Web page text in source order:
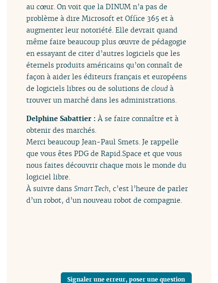
au cœur. On voit que la DINUM n’a pas de
problème à dire Microsoft et Office 365 et à
augmenter leur notoriété. Elle devrait quand
même faire beaucoup plus œuvre de pédagogie
en essayant de citer d’autres logiciels que les
éternels produits américains qu’on connaît de
façon à aider les éditeurs français et européens
de logiciels libres ou de solutions decloud à
trouver un marché dans les administrations.
Delphine Sabattier :À se faire connaître et à
obtenir des marchés.
Merci beaucoup Jean-Paul Smets. Je rappelle
que vous êtes PDG de Rapid.Space et que vous
nous faites découvrir chaque mois le monde du
logiciel libre.
À suivre dansSmart Tech, c’est l’heure de parler
d’un robot, d’un nouveau robot de compagnie.
Signaler une erreur, poser une question